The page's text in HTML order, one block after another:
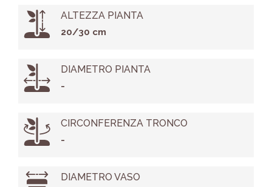
ALTEZZA PIANTA
20/30 cm
DIAMETRO PIANTA
-
CIRCONFERENZA TRONCO
-
DIAMETRO VASO